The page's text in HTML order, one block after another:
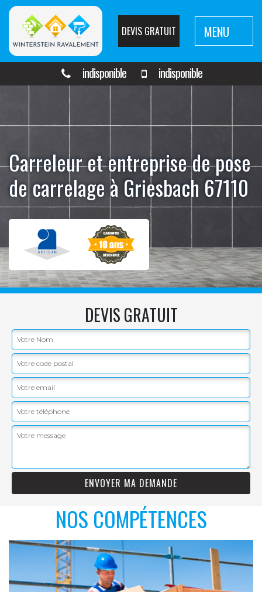
DEVIS GRATUIT MENU
indisponible indisponible
Carreleur et entreprise de pose
de carrelage à Griesbach 67110
DEVIS GRATUIT
NOS COMPÉTENCES